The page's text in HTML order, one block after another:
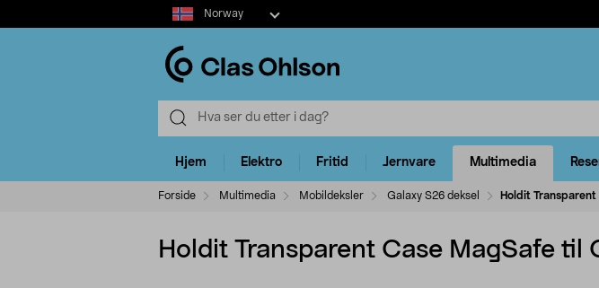
Select
market
Norway
Hjem Elektro Fritid Jernvare Multimedia
Forside Multimedia Mobildeksler Galaxy S26 deksel Holdit
Holdit Transparent Case MagSafe til